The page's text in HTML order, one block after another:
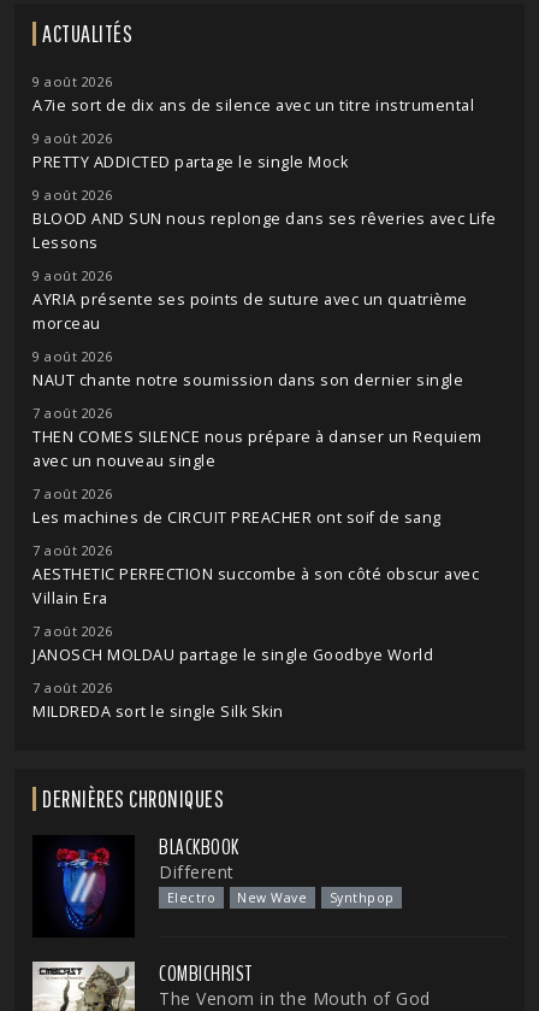
ACTUALITÉS
9 août 2026
A7ie sort de dix ans de silence avec un titre instrumental
9 août 2026
PRETTY ADDICTED partage le single Mock
9 août 2026
BLOOD AND SUN nous replonge dans ses rêveries avec Life
Lessons
9 août 2026
AYRIA présente ses points de suture avec un quatrième
morceau
9 août 2026
NAUT chante notre soumission dans son dernier single
7 août 2026
THEN COMES SILENCE nous prépare à danser un Requiem
avec un nouveau single
7 août 2026
Les machines de CIRCUIT PREACHER ont soif de sang
7 août 2026
AESTHETIC PERFECTION succombe à son côté obscur avec
Villain Era
7 août 2026
JANOSCH MOLDAU partage le single Goodbye World
7 août 2026
MILDREDA sort le single Silk Skin
DERNIÈRES CHRONIQUES
BLACKBOOK
Different
Electro New Wave Synthpop
COMBICHRIST
The Venom in the Mouth of God